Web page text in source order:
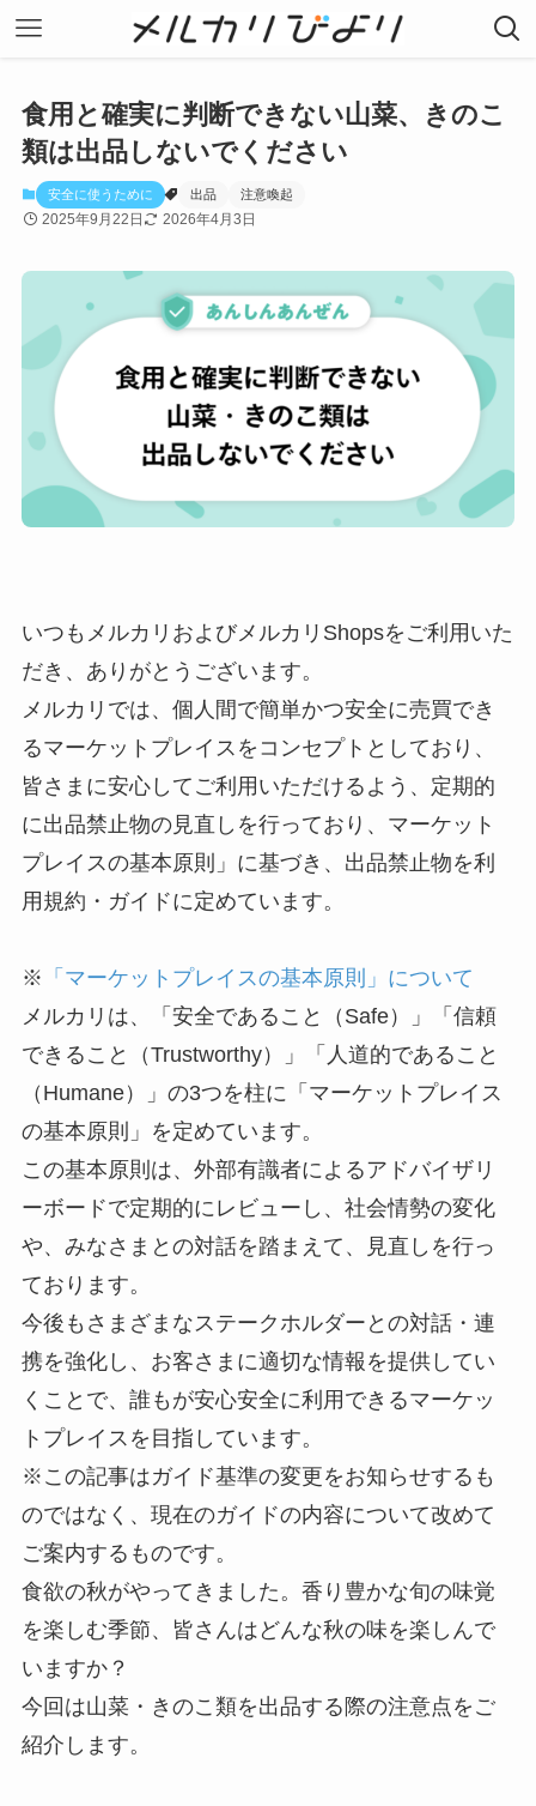
食用と確実に判断できない山菜、きのこ
類は出品しないでください
安全に使うために 出品 注意喚起
2025年9月22日 2026年4月3日
いつもメルカリおよびメルカリShopsをご利用いた
だき、ありがとうございます。
メルカリでは、個人間で簡単かつ安全に売買でき
るマーケットプレイスをコンセプトとしており、
皆さまに安心してご利用いただけるよう、定期的
に出品禁止物の見直しを行っており、マーケット
プレイスの基本原則」に基づき、出品禁止物を利
用規約・ガイドに定めています。
※ 「マーケットプレイスの基本原則」について
メルカリは、「安全であること（Safe）」「信頼
できること（Trustworthy）」「人道的であること
（Humane）」の3つを柱に「マーケットプレイス
の基本原則」を定めています。
この基本原則は、外部有識者によるアドバイザリ
ーボードで定期的にレビューし、社会情勢の変化
や、みなさまとの対話を踏まえて、見直しを行っ
ております。
今後もさまざまなステークホルダーとの対話・連
携を強化し、お客さまに適切な情報を提供してい
くことで、誰もが安心安全に利用できるマーケッ
トプレイスを目指しています。
※この記事はガイド基準の変更をお知らせするも
のではなく、現在のガイドの内容について改めて
ご案内するものです。
食欲の秋がやってきました。香り豊かな旬の味覚
を楽しむ季節、皆さんはどんな秋の味を楽しんで
いますか？
今回は山菜・きのこ類を出品する際の注意点をご
紹介します。